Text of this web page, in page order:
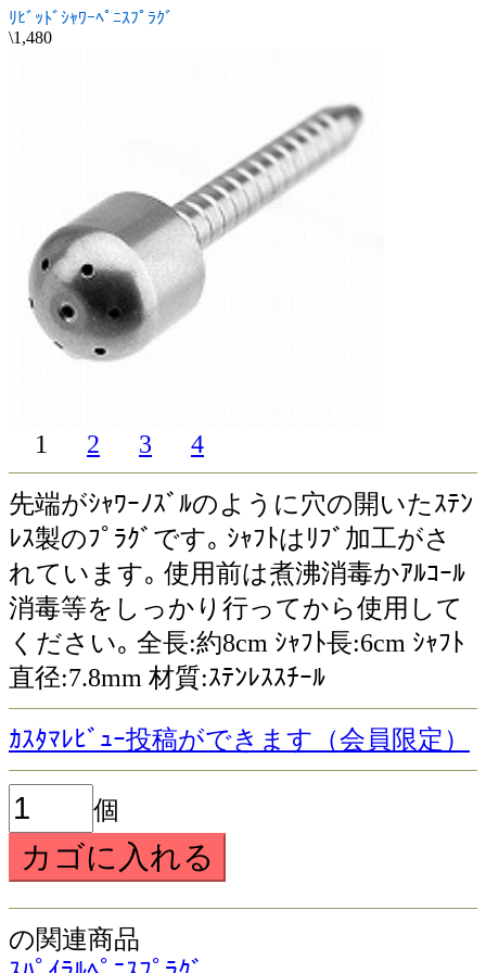
ﾘﾋﾞｯﾄﾞｼｬﾜｰﾍﾟﾆｽﾌﾟﾗｸﾞ
\1,480
1 2 3 4
先端がｼｬﾜｰﾉｽﾞﾙのように穴の開いたｽﾃﾝ
ﾚｽ製のﾌﾟﾗｸﾞです｡ ｼｬﾌﾄはﾘﾌﾞ加工がさ
れています｡ 使用前は煮沸消毒かｱﾙｺｰﾙ
消毒等をしっかり行ってから使用して
ください｡ 全長:約8cm ｼｬﾌﾄ長:6cm ｼｬﾌﾄ
直径:7.8mm 材質:ｽﾃﾝﾚｽｽﾁｰﾙ
ｶｽﾀﾏﾚﾋﾞｭｰ投稿ができます（会員限定）
個
の関連商品